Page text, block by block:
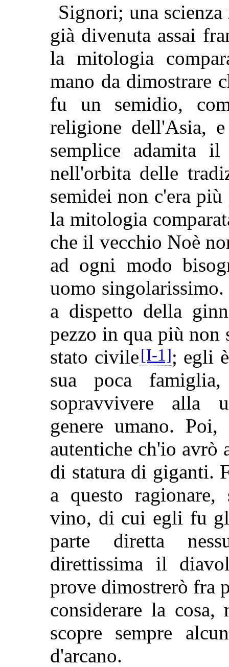
Signori; una
già divenuta assai
la mitologia
mano da dimostrare
fu un semidio,
religione dell'Asia,
semplice adamita
nell'orbita delle
semidei non c'era
la mitologia
che il vecchio Noè
ad ogni modo
uomo
a dispetto della
pezzo in qua più
stato civile[I-1]; egli
sua poca
sopravvivere alla
genere umano.
autentiche ch'io avrò
di statura di giganti.
a questo
vino, di cui egli fu
parte diretta
direttissima il
prove dimostrerò fra
considerare la
scopre sempre
d'arcano.